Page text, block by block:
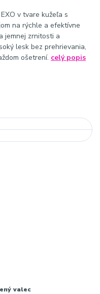
v tvare kužeľa s
na rýchle a efektívne
jemnej zrnitosti a
lesk bez prehrievania,
ošetrení. celý popis
valec